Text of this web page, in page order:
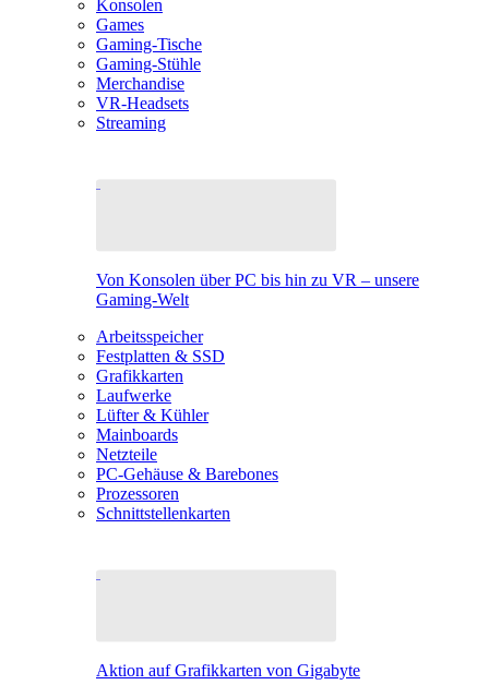
Konsolen
Games
Gaming-Tische
Gaming-Stühle
Merchandise
VR-Headsets
Streaming
Von Konsolen über PC bis hin zu VR – unsere
Gaming-Welt
Arbeitsspeicher
Festplatten & SSD
Grafikkarten
Laufwerke
Lüfter & Kühler
Mainboards
Netzteile
PC-Gehäuse & Barebones
Prozessoren
Schnittstellenkarten
Aktion auf Grafikkarten von Gigabyte